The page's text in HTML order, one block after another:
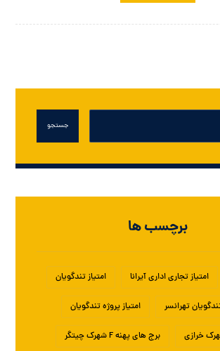
جستجو
برچسب ها
امتیاز تجاری اداری آیرانا امتیاز تندگویان
تهرانسر امتیاز پروژه تندگویان
خرازی برج های پهنه F شهرک چیتگر